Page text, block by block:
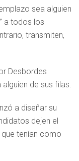
sea alguien
a todos los
transmiten,
Desbordes
de sus filas.
a diseñar su
dejen el
tenían como